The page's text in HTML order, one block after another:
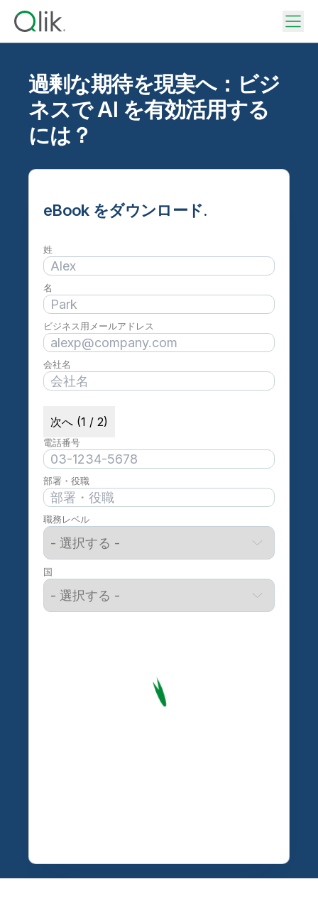
過剰な期待を現実へ：ビジ
ネスで AI を有効活用する
には？
eBook をダウンロード.
姓
名
ビジネス用メールアドレス
会社名
次へ (1 / 2)
電話番号
部署・役職
職務レベル
国